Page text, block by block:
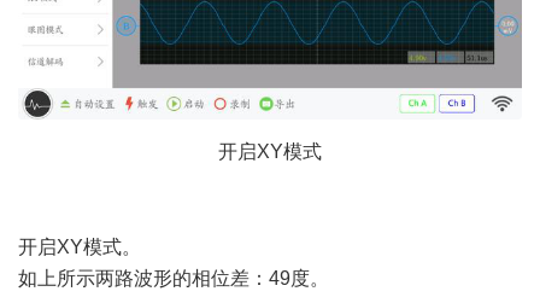
开启XY模式
开启XY模式。
如上所示两路波形的相位差： 49度。